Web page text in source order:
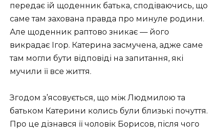
передає їй щоденник батька, сподіваючись, що
саме там захована правда про минуле родини.
Але щоденник раптово зникає — його
викрадає Ігор. Катерина засмучена, адже саме
там могли бути відповіді на запитання, які
мучили її все життя.
Згодом з’ясовується, що між Людмилою та
батьком Катерини колись були близькі почуття.
Про це дізнався її чоловік Борисов, після чого